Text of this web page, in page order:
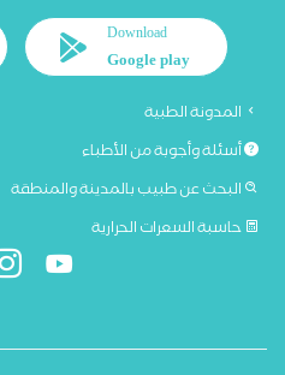
Download
Google play
المدونة الطبية
أسئلة وأجوبة من الأطباء
البحث عن طبيب بالمدينة والمنطقة
حاسبة السعرات الحرارية